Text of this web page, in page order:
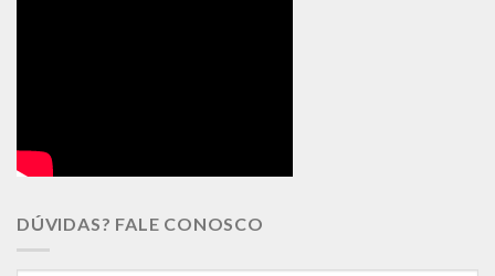
DÚVIDAS? FALE CONOSCO